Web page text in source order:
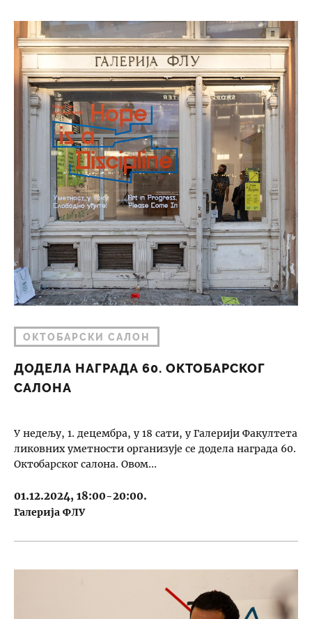
ОКТОБАРСКИ САЛОН
ДОДЕЛА НАГРАДА 60. ОКТОБАРСКОГ
САЛОНА
У недељу, 1. децембра, у 18 сати, у Галерији Факултета
ликовних уметности организује се додела награда 60.
Октобарског салона. Овом…
01.12.2024, 18:00-20:00.
Галерија ФЛУ